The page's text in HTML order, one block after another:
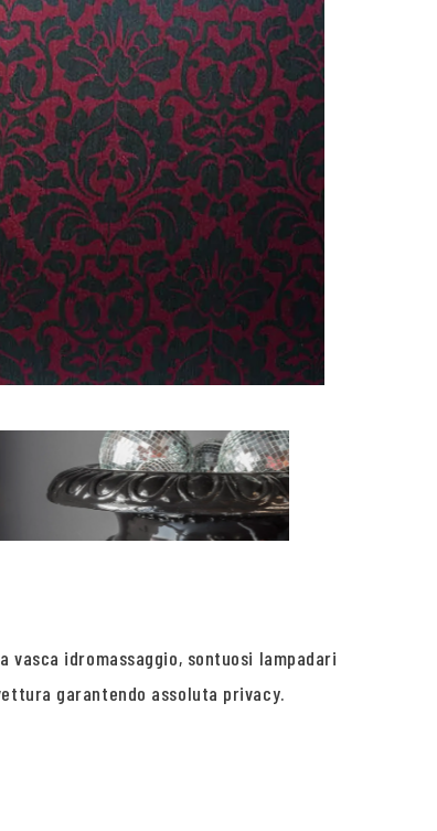
idromassaggio, sontuosi lampadari
garantendo assoluta privacy.